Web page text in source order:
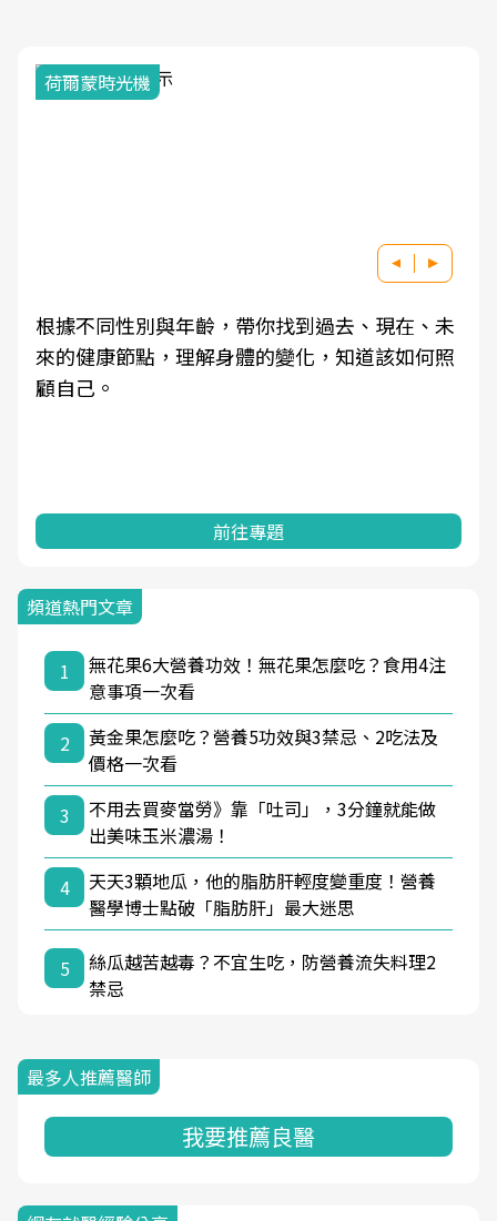
荷爾蒙時光機
根據不同性別與年齡，帶你找到過去、現在、未
來的健康節點，理解身體的變化，知道該如何照
顧自己。
前往專題
頻道熱門文章
1
無花果6大營養功效！無花果怎麼吃？食用4注
意事項一次看
2
黃金果怎麼吃？營養5功效與3禁忌、2吃法及
價格一次看
3
不用去買麥當勞》靠「吐司」，3分鐘就能做
出美味玉米濃湯！
4
天天3顆地瓜，他的脂肪肝輕度變重度！營養
醫學博士點破「脂肪肝」最大迷思
5
絲瓜越苦越毒？不宜生吃，防營養流失料理2
禁忌
最多人推薦醫師
我要推薦良醫